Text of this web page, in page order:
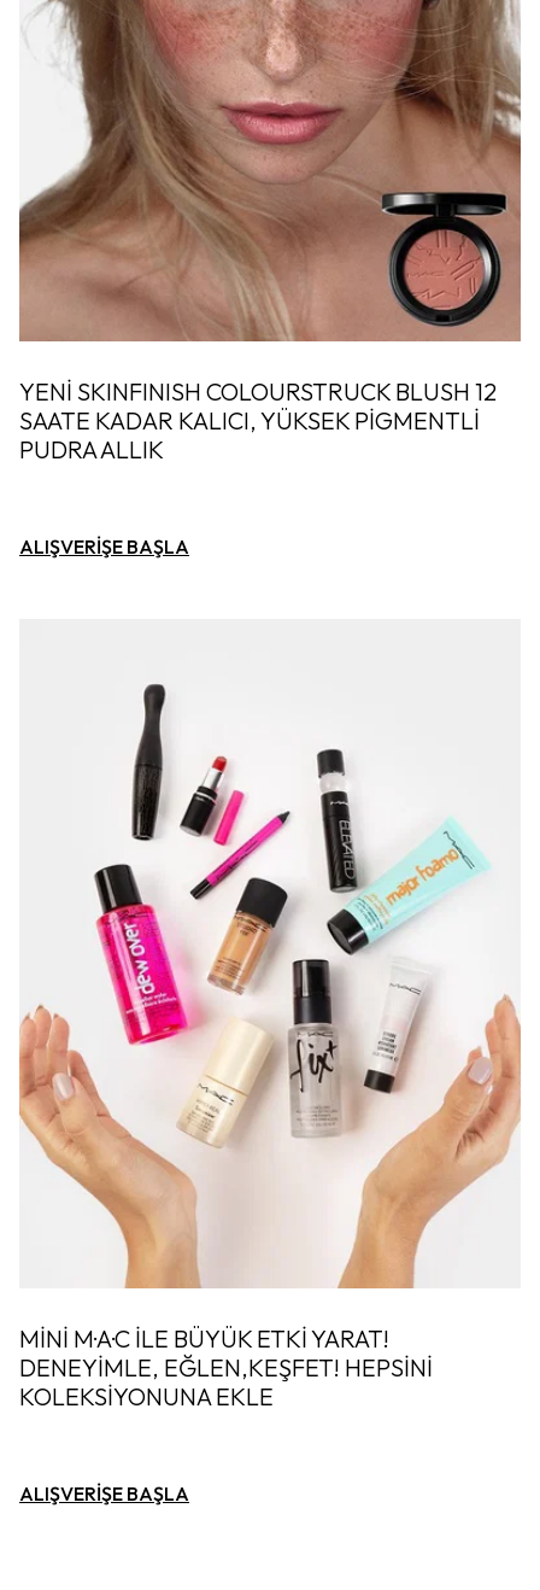
YENİ SKINFINISH COLOURSTRUCK BLUSH 12
SAATE KADAR KALICI, YÜKSEK PİGMENTLİ
PUDRA ALLIK
ALIŞVERİŞE BAŞLA
MİNİ M·A·C İLE BÜYÜK ETKİ YARAT!
DENEYİMLE, EĞLEN,KEŞFET! HEPSİNİ
KOLEKSİYONUNA EKLE
ALIŞVERİŞE BAŞLA